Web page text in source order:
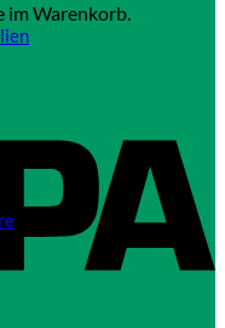
im Warenkorb.